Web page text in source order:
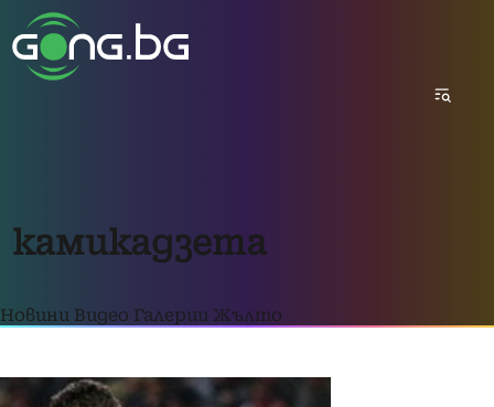
камикадзета
Новини Видео Галерии Жълто